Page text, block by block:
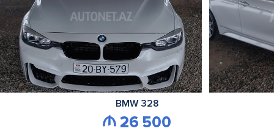
BMW 328
26 500